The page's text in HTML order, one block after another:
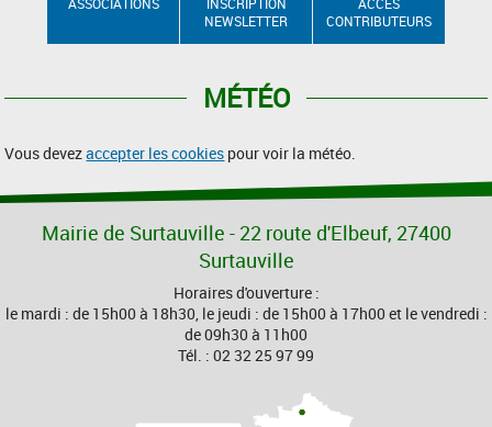
ASSOCIATIONS
INSCRIPTION
NEWSLETTER
ACCÈS
CONTRIBUTEURS
MÉTÉO
Vous devezaccepter les cookies pour voir la météo.
Mairie de Surtauville - 22 route d'Elbeuf, 27400
Surtauville
Horaires d'ouverture :
le mardi : de 15h00 à 18h30, le jeudi : de 15h00 à 17h00 et le vendredi :
de 09h30 à 11h00
Tél. : 02 32 25 97 99